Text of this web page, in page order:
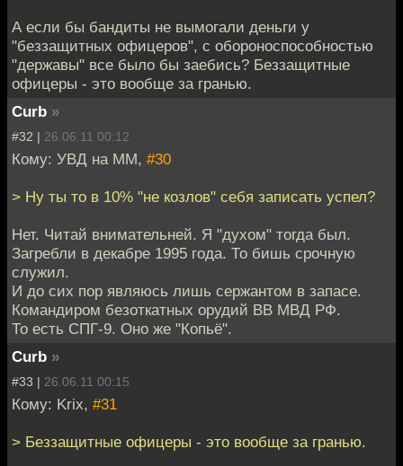
А если бы бандиты не вымогали деньги у
"беззащитных офицеров", с обороноспособностью
"державы" все было бы заебись? Беззащитные
офицеры - это вообще за гранью.
Curb »
#32 | 26.06.11 00:12
Кому: УВД на ММ, #30
> Ну ты то в 10% "не козлов" себя записать успел?
Нет. Читай внимательней. Я "духом" тогда был.
Загребли в декабре 1995 года. То бишь срочную
служил.
И до сих пор являюсь лишь сержантом в запасе.
Командиром безоткатных орудий ВВ МВД РФ.
То есть СПГ-9. Оно же "Копьё".
Curb »
#33 | 26.06.11 00:15
Кому: Krix, #31
> Беззащитные офицеры - это вообще за гранью.